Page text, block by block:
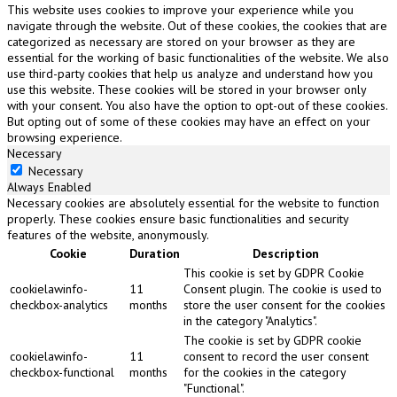
This website uses cookies to improve your experience while you
navigate through the website. Out of these cookies, the cookies that are
categorized as necessary are stored on your browser as they are
essential for the working of basic functionalities of the website. We also
use third-party cookies that help us analyze and understand how you
use this website. These cookies will be stored in your browser only
with your consent. You also have the option to opt-out of these cookies.
But opting out of some of these cookies may have an effect on your
browsing experience.
Necessary
Necessary
Always Enabled
Necessary cookies are absolutely essential for the website to function
properly. These cookies ensure basic functionalities and security
features of the website, anonymously.
Cookie
Duration Description
cookielawinfo-
checkbox-analytics
11
months
This cookie is set by GDPR Cookie
Consent plugin. The cookie is used to
store the user consent for the cookies
in the category "Analytics".
cookielawinfo-
checkbox-functional
11
months
The cookie is set by GDPR cookie
consent to record the user consent
for the cookies in the category
"Functional".